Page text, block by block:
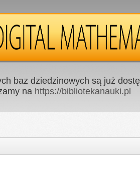
baz dziedzinowych są już
na https://bibliotekanauki.pl